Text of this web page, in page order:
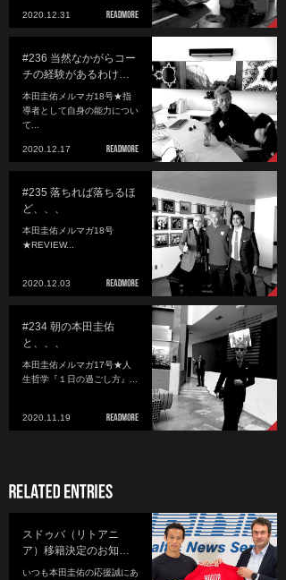
2020.12.31
#236 当然なかがらコー
チの経験があるわけ…
本田圭佑メルマガ18号★指
導者として自身の能力につい
て...
2020.12.17
#235 落ちれば落ちるほ
ど、、、
本田圭佑メルマガ18号
★REVIEW...
2020.12.03
#234 朝の本田圭佑
と、、、
本田圭佑メルマガ17号★人
生哲学『１日の過ごし方』...
2020.11.19
スドゥバ（リトアニ
ア）移籍決定のお知…
いつも本田圭佑の応援誠にあ